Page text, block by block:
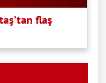
flaş